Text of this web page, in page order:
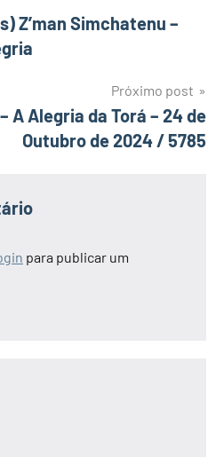
Z’man Simchatenu –
Próximo post
A Alegria da Torá – 24 de
Outubro de 2024 / 5785
para publicar um